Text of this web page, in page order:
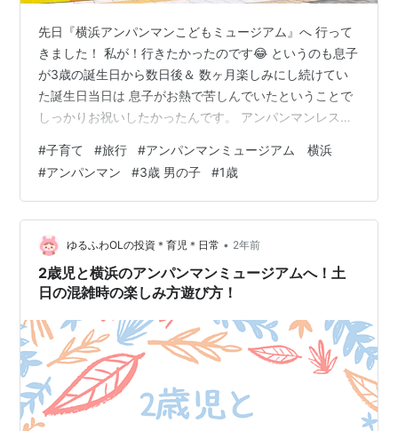
先日『横浜アンパンマンこどもミュージアム』へ 行って
きました！ 私が！行きたかったのです😂 というのも息子
が3歳の誕生日から数日後＆ 数ヶ月楽しみにし続けてい
た誕生日当日は 息子がお熱で苦しんでいたということで
しっかりお祝いしたかったんです。 アンパンマンレスト
とで それでお祝いをしたいなぁと 思い、行ってきました
🙌 まずは中へ！ 3歳の息子だけではなく 1歳3ヶ月の娘も
指差しをしたり遊んだり 楽しそうだったのが印象的でし
た。 夏ということもあってか外には 水遊びコーナー
が！！！着替えコーナーも あってとても楽しそうでした
🫶 息子はそ…
#子育て #旅行 #アンパンマンミュージアム 横浜
#アンパンマン #3歳 男の子 #1歳
ゆるふわOLの投資＊育児＊日常 • 2年前
2歳児と横浜のアンパンマンミュージアムへ！土
日の混雑時の楽しみ方遊び方！